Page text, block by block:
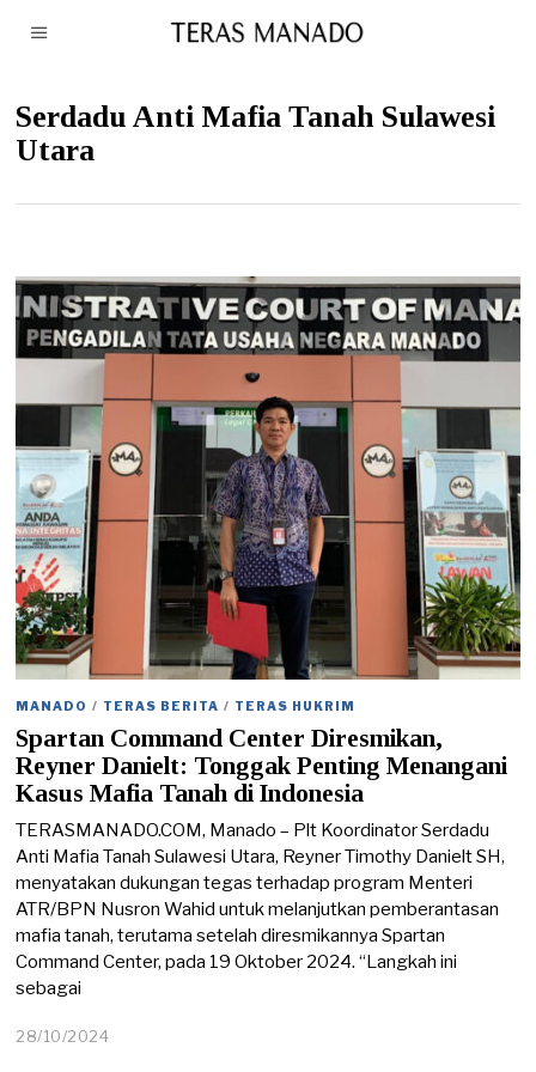
Serdadu Anti Mafia Tanah Sulawesi
Utara
MANADO / TERAS BERITA / TERAS HUKRIM
Spartan Command Center Diresmikan,
Reyner Danielt: Tonggak Penting Menangani
Kasus Mafia Tanah di Indonesia
TERASMANADO.COM, Manado – Plt Koordinator Serdadu
Anti Mafia Tanah Sulawesi Utara, Reyner Timothy Danielt SH,
menyatakan dukungan tegas terhadap program Menteri
ATR/BPN Nusron Wahid untuk melanjutkan pemberantasan
mafia tanah, terutama setelah diresmikannya Spartan
Command Center, pada 19 Oktober 2024. “Langkah ini
sebagai
28/10/2024